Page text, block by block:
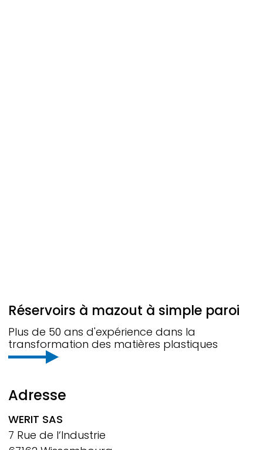
Réservoirs à mazout à simple paroi
Plus de 50 ans d'expérience dans la
transformation des matières plastiques
Adresse
WERIT SAS
7 Rue de l‘Industrie